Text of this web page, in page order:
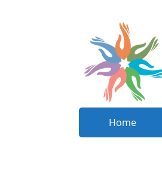
Home